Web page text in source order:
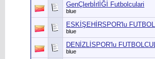
GenÇlerbİrlİĞİ Futbolculari
blue
ESKİŞEHİRSPOR'lu
blue
DENİZLİSPOR'lu
blue